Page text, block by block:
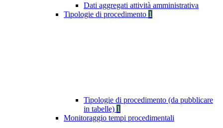
Dati aggregati attività amministrativa
Tipologie di procedimento 1
Tipologie di procedimento (da pubblicare
in tabelle) 1
Monitoraggio tempi procedimentali